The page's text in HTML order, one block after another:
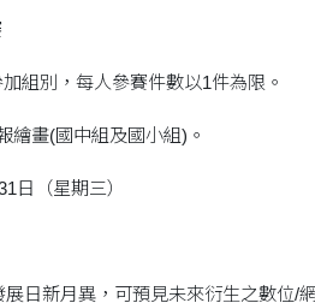
組別，每人參賽件數以1件為限。
繪畫(國中組及國小組)。
日（星期三）
日新月異，可預見未來衍生之數位/